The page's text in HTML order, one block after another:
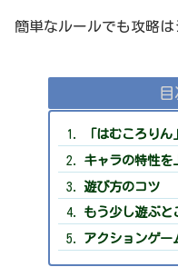
簡単なルールでも攻略
「はむころり
キャラの特性を
遊び方のコツ
もう少し遊ぶと
アクションゲー